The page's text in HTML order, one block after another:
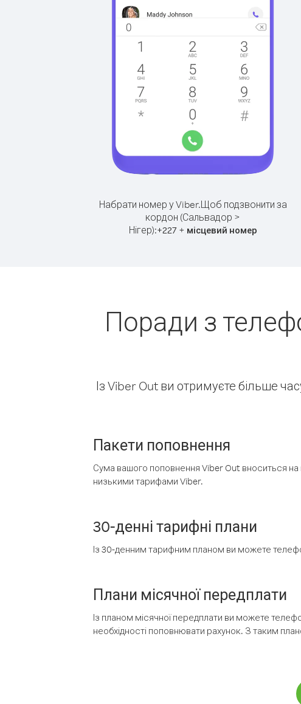
Набрати номер у Viber.Щоб подзвонити за
кордон (Сальвадор >
Нігер):+227+ місцевий номер
Поради з
Із Viber Out ви отримуєте більше
Пакети поповнення
Сума вашого поповнення Viber Out вноситься на
низькими тарифами Viber.
30-денні тарифні плани
Із 30-денним тарифним планом ви можете
Плани місячної передплати
Із планом місячної передплати ви можете
необхідності поповнювати рахунок. З таким